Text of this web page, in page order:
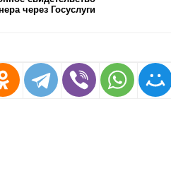
через Госуслуги